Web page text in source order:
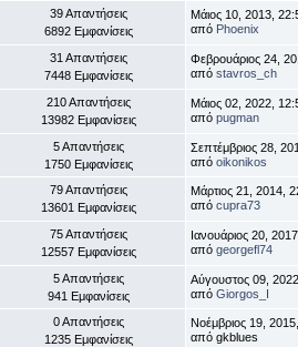
39 Απαντήσεις
6892 Εμφανίσεις
Μάιος 10, 2013,
από Phoenix
31 Απαντήσεις
7448 Εμφανίσεις
Φεβρουάριος 24,
από stavros_ch
210 Απαντήσεις
13982 Εμφανίσεις
Μάιος 02, 2022,
από pugman
5 Απαντήσεις
1750 Εμφανίσεις
Σεπτέμβριος 28,
από oikonikos
79 Απαντήσεις
13601 Εμφανίσεις
Μάρτιος 21, 2014,
από cupra73
75 Απαντήσεις
12557 Εμφανίσεις
Ιανουάριος 20,
από georgefl74
5 Απαντήσεις
941 Εμφανίσεις
Αύγουστος 09,
από Giorgos_I
0 Απαντήσεις
1235 Εμφανίσεις
Νοέμβριος 19,
από gkblues